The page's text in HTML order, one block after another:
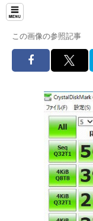
この画像の参照記事